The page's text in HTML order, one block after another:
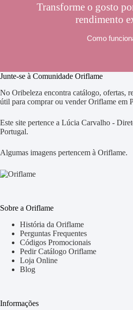
Transforme o gosto
rendimento
Como
Junte-se à Comunidade Oriflame
No Oribeleza encontra catálogo, ofertas,
útil para comprar ou vender Oriflame em
Este site pertence a Lúcia Carvalho -
Portugal.
Algumas imagens pertencem à Oriflame.
Sobre a Oriflame
História da Oriflame
Perguntas Frequentes
Códigos Promocionais
Pedir Catálogo Oriflame
Loja Online
Blog
Informações